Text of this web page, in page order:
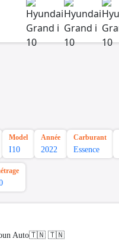
Model
I10
Année
2022
Carburant
Essence
Auto🇹🇳 🇹🇳